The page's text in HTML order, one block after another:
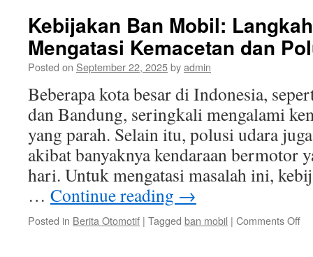
di
Kebijakan Ban Mobil:
Mengatasi Kemacetan dan
Posted on September 22, 2025byadmin
Beberapa kota besar di Indonesia,
dan Bandung, seringkali mengalami
yang parah. Selain itu, polusi udara
akibat banyaknya kendaraan bermotor
hari. Untuk mengatasi masalah ini,
… Continue reading →
Posted in Berita Otomotif | Tagged ban mobil | Comments Offon